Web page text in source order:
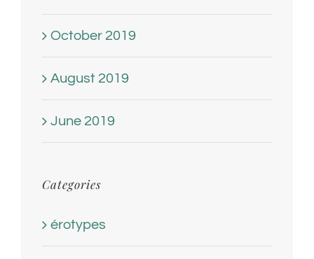
October 2019
August 2019
June 2019
Categories
érotypes